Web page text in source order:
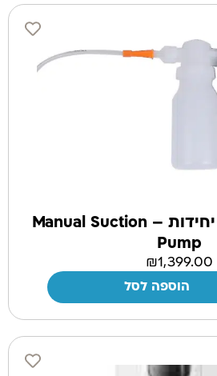
סקשן ידני – 10 יחידות – Manual Suction
Pump
₪1,399.00
הוספה לסל